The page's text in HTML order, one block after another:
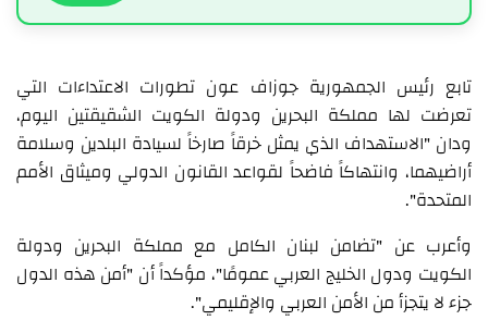
تابع رئيس الجمهورية جوزاف عون تطورات الاعتداءات التي
تعرضت لها مملكة البحرين ودولة الكويت الشقيقتين اليوم،
ودان "الاستهداف الذي يمثل خرقاً صارخاً لسيادة البلدين وسلامة
أراضيهما، وانتهاكاً فاضحاً لقواعد القانون الدولي وميثاق الأمم
المتحدة".
وأعرب عن "تضامن لبنان الكامل مع مملكة البحرين ودولة
الكويت ودول الخليج العربي عمومًا"، مؤكداً أن "أمن هذه الدول
جزء لا يتجزأ من الأمن العربي والإقليمي".